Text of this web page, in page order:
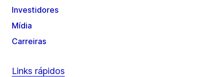
Investidores
Mídia
Carreiras
Links rápidos